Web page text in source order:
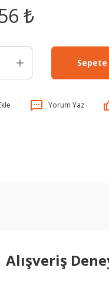
₺
Sepete
Yorum Yaz
Alışveriş